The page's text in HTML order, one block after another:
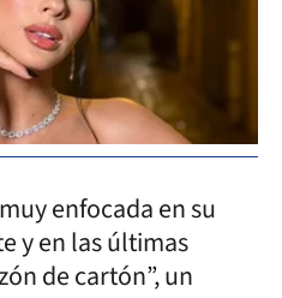
enfocada en su
y en las últimas
de cartón”, un